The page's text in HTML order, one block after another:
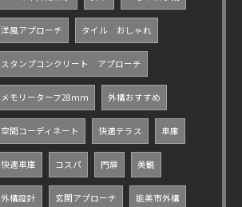
洋風アプローチ タイル おしゃれ
スタンプコンクリート アプローチ
メモリーターフ28ｍｍ 外構おすすめ
空間コーディネート 快適テラス 車庫
快適車庫 コスパ 門扉 美観
外構設計 玄関アプローチ 能美市外構